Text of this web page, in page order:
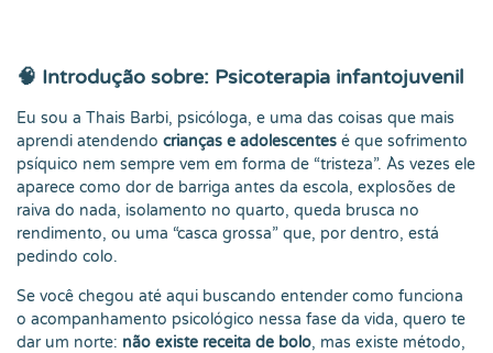
🧠 Introdução sobre: Psicoterapia infantojuvenil
Eu sou a Thais Barbi, psicóloga, e uma das coisas que mais
aprendi atendendo crianças e adolescentes é que sofrimento
psíquico nem sempre vem em forma de “tristeza”. Às vezes ele
aparece como dor de barriga antes da escola, explosões de
raiva do nada, isolamento no quarto, queda brusca no
rendimento, ou uma “casca grossa” que, por dentro, está
pedindo colo.
Se você chegou até aqui buscando entender como funciona
o acompanhamento psicológico nessa fase da vida, quero te
dar um norte: não existe receita de bolo, mas existe método,